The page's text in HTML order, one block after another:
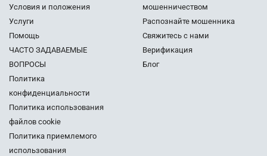
Условия и положения
Услуги
Помощь
ЧАСТО ЗАДАВАЕМЫЕ
ВОПРОСЫ
Политика
конфиденциальности
Политика использования
файлов cookie
Политика приемлемого
использования
мошенничеством
Распознайте мошенника
Свяжитесь с нами
Верификация
Блог